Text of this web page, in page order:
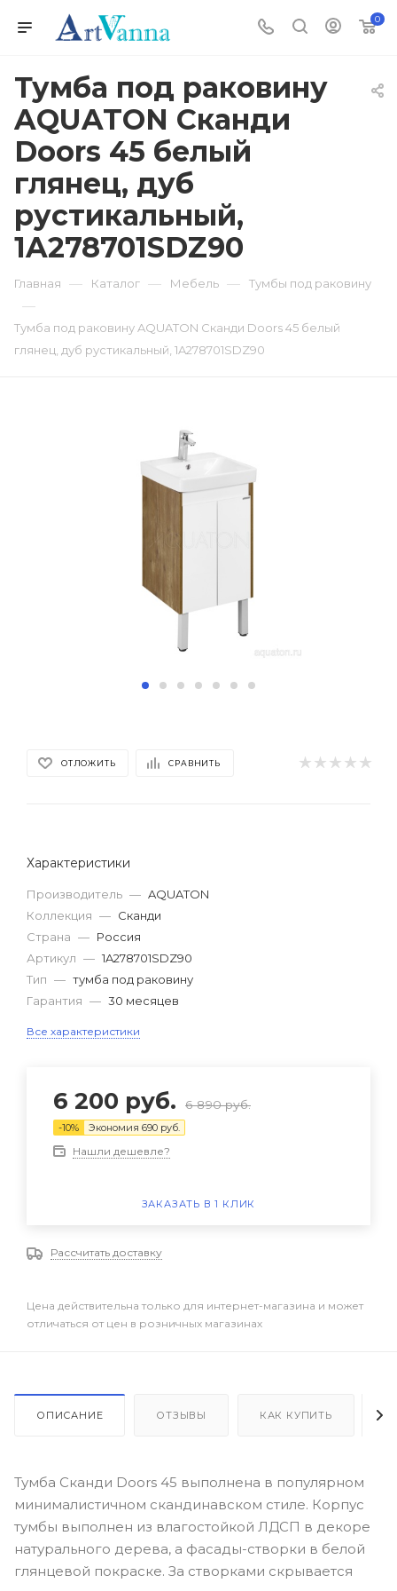
0
Тумба под раковину
AQUATON Сканди
Doors 45 белый
глянец, дуб
рустикальный,
1A278701SDZ90
Главная — Каталог — Мебель — Тумбы под раковину
—
Тумба под раковину AQUATON Сканди Doors 45 белый
глянец, дуб рустикальный, 1A278701SDZ90
ОТЛОЖИТЬ СРАВНИТЬ
Характеристики
Производитель — AQUATON
Коллекция — Сканди
Страна — Россия
Артикул — 1A278701SDZ90
Тип — тумба под раковину
Гарантия — 30 месяцев
Все характеристики
6 200 руб. 6 890руб.
-10% Экономия 690 руб.
Нашли дешевле?
ЗАКАЗАТЬ В 1 КЛИК
Рассчитать доставку
Цена действительна только для интернет-магазина и может
отличаться от цен в розничных магазинах
ОПИСАНИЕ ОТЗЫВЫ КАК КУПИТЬ
Тумба Сканди Doors 45 выполнена в популярном
минималистичном скандинавском стиле. Корпус
тумбы выполнен из влагостойкой ЛДСП в декоре
натурального дерева, а фасады-створки в белой
глянцевой покраске. За створками скрывается